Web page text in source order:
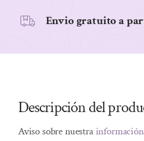
Envio gratuito a
Descripción del
Aviso sobre nuestra